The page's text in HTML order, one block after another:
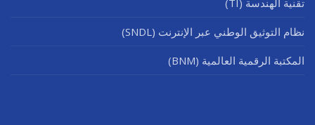
نظام التوثيق الوطني عبر الإنترنت (SNDL)
المكتبة الرقمية العالمية (BNM)